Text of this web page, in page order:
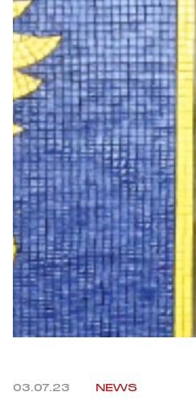
Summer Sale
Mare
Accessori
Party
Outlet
Helan x Genoa
Isolani x Genoa
Gift Card Online Store
03.07.23 NEWS